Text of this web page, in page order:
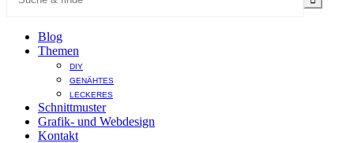
Blog
Themen
DIY
GENÄHTES
LECKERES
Schnittmuster
Grafik- und Webdesign
Kontakt